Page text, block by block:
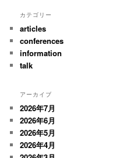
カテゴリー
articles
conferences
information
talk
アーカイブ
2026年7月
2026年6月
2026年5月
2026年4月